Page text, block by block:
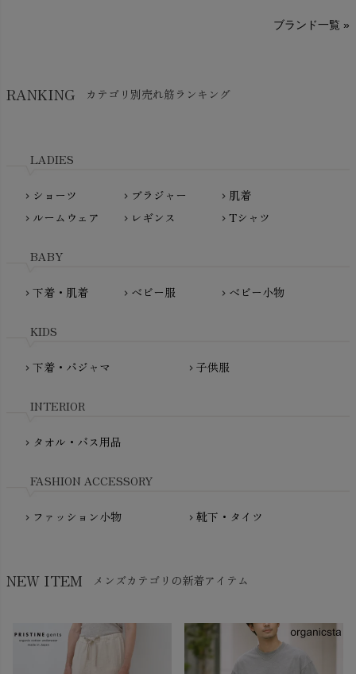
生活アートクラブ
nanadecor（ナナデェコール）
Haruulala（ハルウララ）
PeopleTree（ピープルツリー）
PRISTINE（プリスティン）
fromF（フロムエフ）
Madame MO（マダムモー）
maggies（マギーズ）
MATONA（マトナ）
mini rodini（ミニロディーニ）
My Little Cozmo（マイリトルコズモ）
NewNative（ニューネイティブ）
ブランド一覧 »
RANKING カテゴリ別売れ筋ランキング
LADIES
chevron_right ショーツ chevron_right ブラジャー chevron_right 肌着
chevron_right ルームウェア chevron_right レギンス chevron_rightTシャツ
BABY
chevron_right 下着・肌着 chevron_right ベビー服 chevron_right ベビー小物
KIDS
chevron_right 下着・パジャマ chevron_right 子供服
INTERIOR
chevron_right タオル・バス用品
FASHION ACCESSORY
chevron_right ファッション小物 chevron_right 靴下・タイツ
NEW ITEM メンズカテゴリの新着アイテム